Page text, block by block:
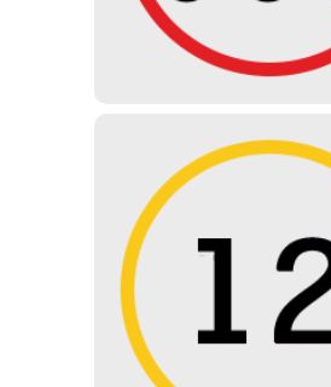
UNTER 12
Für Kinder unter 12
empfohlen, aber die
kann mit
Aufsicht der
Eltern/